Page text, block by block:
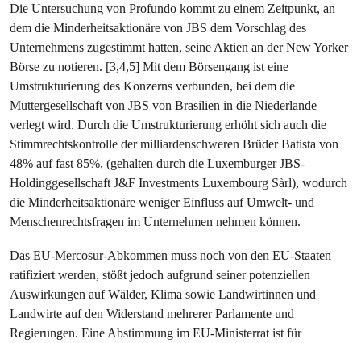
Die Untersuchung von Profundo kommt zu einem Zeitpunkt, an
dem die Minderheitsaktionäre von JBS dem Vorschlag des
Unternehmens zugestimmt hatten, seine Aktien an der New Yorker
Börse zu notieren. [3,4,5] Mit dem Börsengang ist eine
Umstrukturierung des Konzerns verbunden, bei dem die
Muttergesellschaft von JBS von Brasilien in die Niederlande
verlegt wird. Durch die Umstrukturierung erhöht sich auch die
Stimmrechtskontrolle der milliardenschweren Brüder Batista von
48% auf fast 85%, (gehalten durch die Luxemburger JBS-
Holdinggesellschaft J&F Investments Luxembourg Sàrl), wodurch
die Minderheitsaktionäre weniger Einfluss auf Umwelt- und
Menschenrechtsfragen im Unternehmen nehmen können.
Das EU-Mercosur-Abkommen muss noch von den EU-Staaten
ratifiziert werden, stößt jedoch aufgrund seiner potenziellen
Auswirkungen auf Wälder, Klima sowie Landwirtinnen und
Landwirte auf den Widerstand mehrerer Parlamente und
Regierungen. Eine Abstimmung im EU-Ministerrat ist für